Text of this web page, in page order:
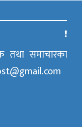
समाचारका